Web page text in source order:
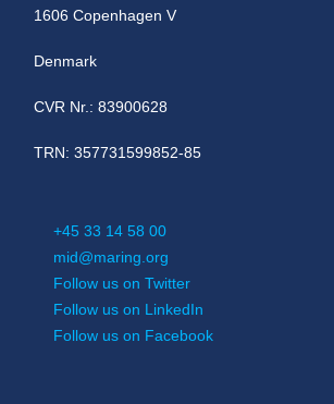
1606 Copenhagen V
Denmark
CVR Nr.: 83900628
TRN: 357731599852-85
+45 33 14 58 00
mid@maring.org
Follow us on Twitter
Follow us on LinkedIn
Follow us on Facebook